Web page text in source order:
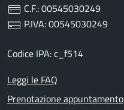
C.F.: 00545030249
P.IVA: 00545030249
Codice IPA: c_f514
Leggi le FAQ
Prenotazione appuntamento